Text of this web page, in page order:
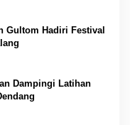
Gultom Hadiri Festival
Dampingi Latihan